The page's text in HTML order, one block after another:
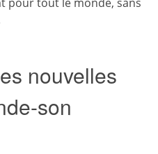
nouvelles
son